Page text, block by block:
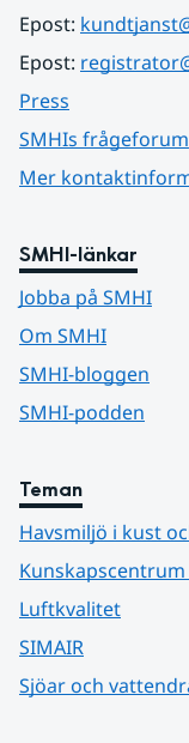
Epost:
Epost:
Press
SMHIs frågeforum
Mer
SMHI-länkar
Jobba på SMHI
Om SMHI
SMHI-bloggen
SMHI-podden
Teman
Havsmiljö i kust
Luftkvalitet
SIMAIR
Sjöar och